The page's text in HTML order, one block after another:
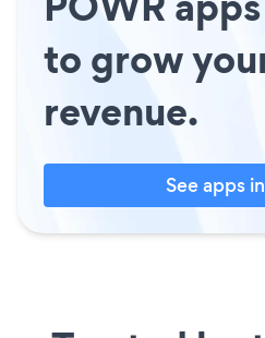
to grow
revenue.
See apps